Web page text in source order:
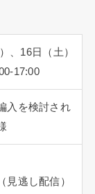
、16日（土）
17:00
入を検討され
見逃し配信）